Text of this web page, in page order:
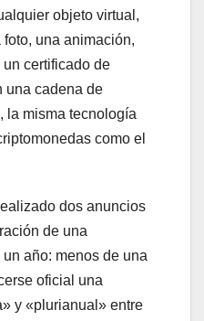
objeto virtual,
una animación,
certificado de
una cadena de
la misma tecnología
como el
dos anuncios
de una
año: menos de una
oficial una
y «plurianual» entre